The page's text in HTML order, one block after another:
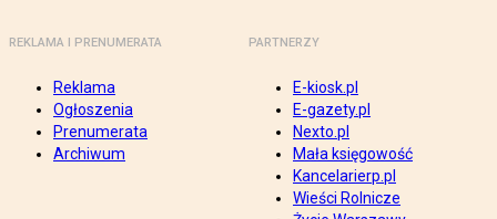
REKLAMA I PRENUMERATA
Reklama
Ogłoszenia
Prenumerata
Archiwum
PARTNERZY
E-kiosk.pl
E-gazety.pl
Nexto.pl
Mała księgowość
Kancelarierp.pl
Wieści Rolnicze